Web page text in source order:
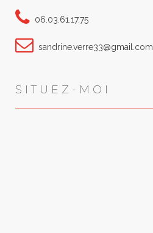
06.03.61.17.75
sandrine.verre33@gmail.com
SITUEZ-MOI